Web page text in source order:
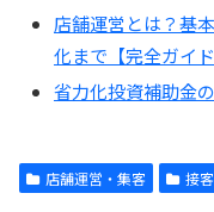
店舗運営とは？基
化まで【完全ガイド
省力化投資補助金
店舗運営・集客 接